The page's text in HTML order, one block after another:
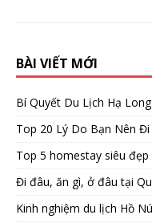
BÀI VIẾT MỚI
Bí Quyết Du Lịch Hạ
Top 20 Lý Do Bạn Nên
Top 5 homestay siêu đẹp
Đi đâu, ăn gì, ở đâu tại
Kinh nghiệm du lịch Hồ